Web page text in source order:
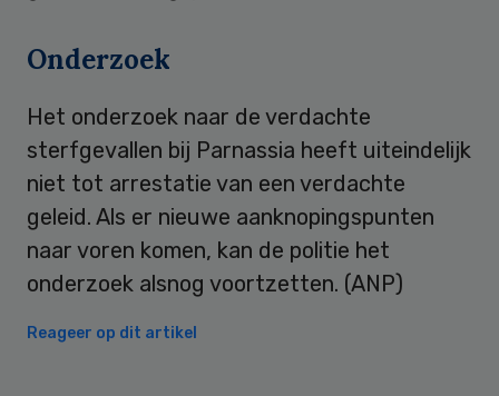
Onderzoek
Het onderzoek naar de verdachte
sterfgevallen bij Parnassia heeft uiteindelijk
niet tot arrestatie van een verdachte
geleid. Als er nieuwe aanknopingspunten
naar voren komen, kan de politie het
onderzoek alsnog voortzetten. (ANP)
Reageer op dit artikel